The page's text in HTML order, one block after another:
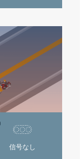
信号なし